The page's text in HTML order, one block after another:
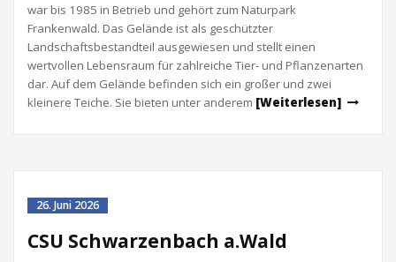
war bis 1985 in Betrieb und gehört zum Naturpark
Frankenwald. Das Gelände ist als geschützter
Landschaftsbestandteil ausgewiesen und stellt einen
wertvollen Lebensraum für zahlreiche Tier- und Pflanzenarten
dar. Auf dem Gelände befinden sich ein großer und zwei
kleinere Teiche. Sie bieten unter anderem [Weiterlesen]
26. Juni 2026
CSU Schwarzenbach a.Wald